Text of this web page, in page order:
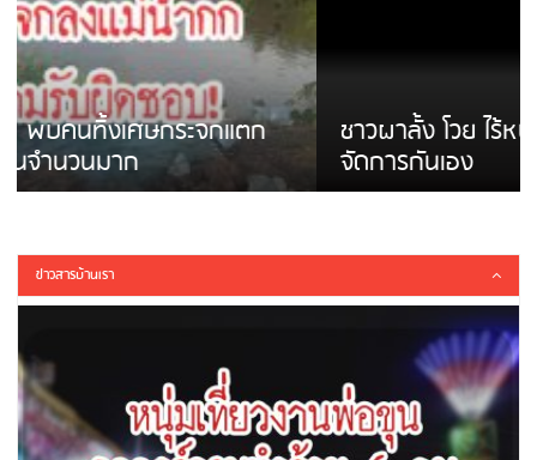
ชาวผาลั้ง โวย ไร้หน่วยงานดูแล ดินสไลด์ ต้อง
จัดการกันเอง
ข่าวสารบ้านเรา